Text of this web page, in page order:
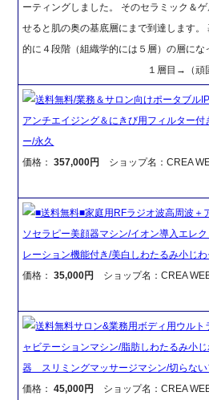
ーティングしました。 そのセラミック＆
せると肌の奥の基底層にまで到達します
的に４段階（組織学的には５層）の層にな
１層目→（頑固な）
送料無料/業務＆サロン向けポータブル
アンチエイジング＆にきび用フィルター
ー/永久
価格：357,000円 ショップ名：CREA
■送料無料■家庭用RFラジオ波高周波＋
ソセラピー美顔器マシン/イオン導入エレ
レーション機能付き/美白しわたるみ小じ
価格：35,000円 ショップ名：CREA
送料無料サロン&業務用ボディ用ウル
ャビテーションマシン/脂肪しわたるみ小
器 スリミングマッサージマシン/切らな
価格：45,000円 ショップ名：CREA